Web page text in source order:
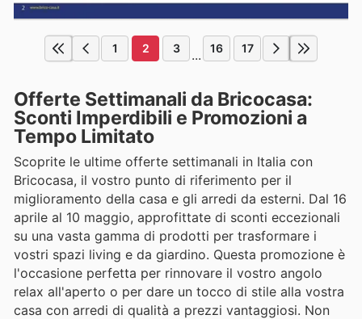
1 2 3 ... 16 17
Offerte Settimanali da Bricocasa:
Sconti Imperdibili e Promozioni a
Tempo Limitato
Scoprite le ultime offerte settimanali in Italia con
Bricocasa, il vostro punto di riferimento per il
miglioramento della casa e gli arredi da esterni. Dal 16
aprile al 10 maggio, approfittate di sconti eccezionali
su una vasta gamma di prodotti per trasformare i
vostri spazi living e da giardino. Questa promozione è
l'occasione perfetta per rinnovare il vostro angolo
relax all'aperto o per dare un tocco di stile alla vostra
casa con arredi di qualità a prezzi vantaggiosi. Non